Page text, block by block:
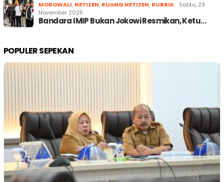
MOROWALI, NETIZEN, RUANG NETIZEN, RUBRIK
Sabtu, 29
November 2025
Bandara IMIP Bukan Jokowi Resmikan, Ketu…
POPULER SEPEKAN